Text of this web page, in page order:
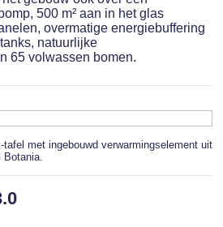
500 m² aan in het glas
overmatige energiebuffering
natuurlijke
65 volwassen bomen.
tafel met ingebouwd verwarmingselement uit
Botania.